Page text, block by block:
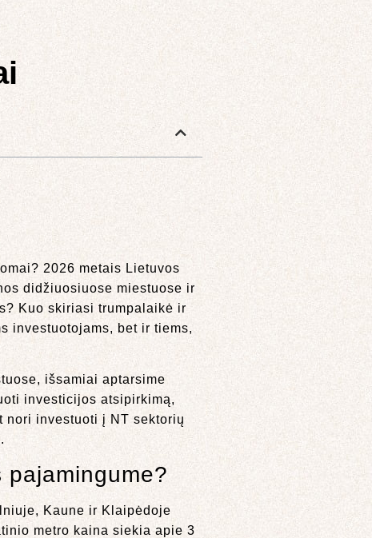
2026 metais Lietuvos
didžiuosiuose miestuose ir
Kuo skiriasi trumpalaikė ir
investuotojams, bet ir tiems,
išsamiai aptarsime
investicijos atsipirkimą,
nori investuoti į NT sektorių
Kaune ir Klaipėdoje
metro kaina siekia apie 3